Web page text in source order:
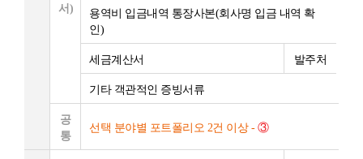
서)
용역비 입금내역 통장사본(회사명 입금 내역 확
인)
세금계산서 발주처
기타 객관적인 증빙서류
공
통
선택 분야별 포트폴리오 2건 이상 - ③